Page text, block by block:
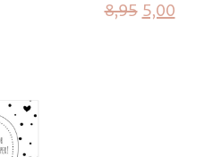
8,95 5,00